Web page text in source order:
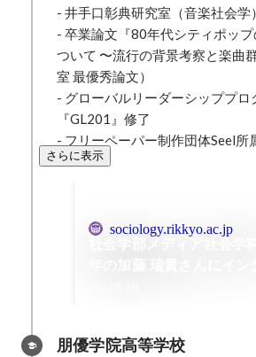
- 井手口彰典研究室（音楽社会学）
- 卒業論文『80年代シティポッ
ついて 〜流行の背景考察と楽曲
室 最優秀論文）
- グローバルリーダーシッププロ
『GL201』修了
- フリーペーパー制作団体Seel所
さらに表示
sociology.rikkyo.ac.jp
朋優学院高等学校